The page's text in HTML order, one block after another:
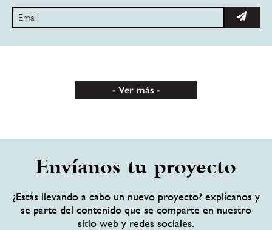
Ver más
Envíanos tu proyecto
¿Estás llevando a cabo un nuevo proyecto? explícanos y
se parte del contenido que se comparte en nuestro
sitio web y redes sociales.